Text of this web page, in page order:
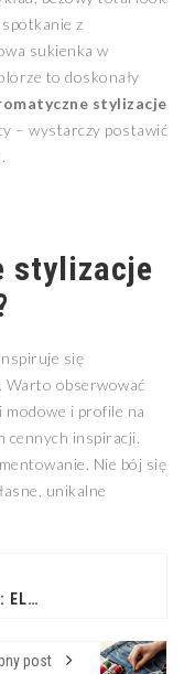
z
sukienka w
to doskonały
stylizacje
– wystarczy postawić
stylizacje
się
. Warto obserwować
modowe i profile na
cennych inspiracji.
Nie bój się
unikalne
MOKASYNY I LOAFERSY: ELEGANCJA I KOMFORT W TWOJEJ SZAFIE
post